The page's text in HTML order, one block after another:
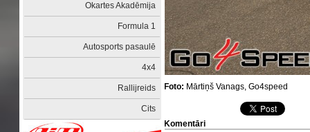
Okartes Akadēmija
Formula 1
Autosports pasaulē
4x4
Rallijreids
Cits
Foto: Mārtiņš Vanags, Go4speed
Komentāri